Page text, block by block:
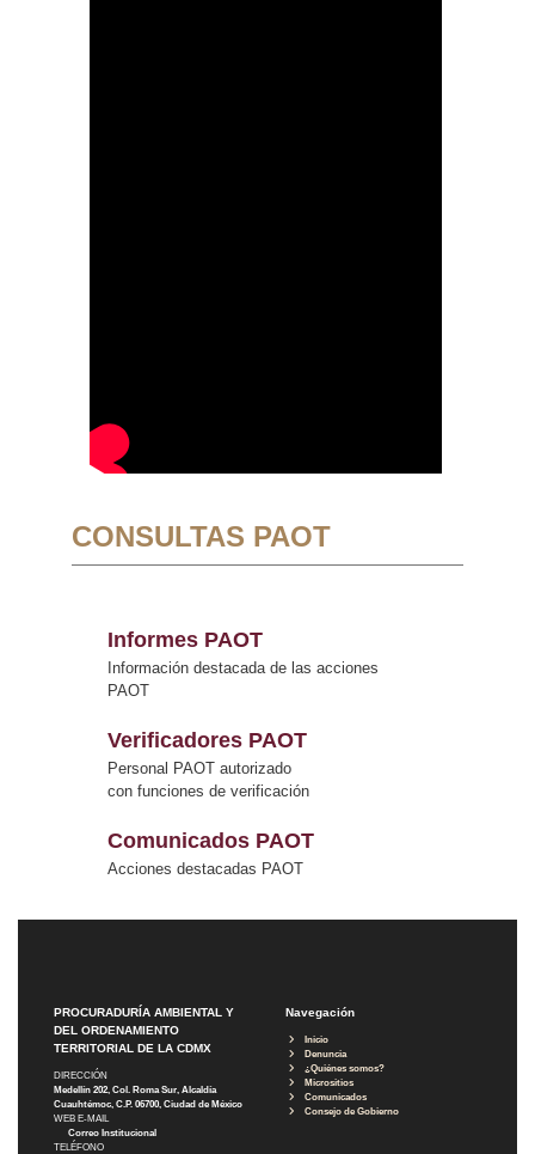
CONSULTAS PAOT
Informes PAOT
Información destacada de las acciones
PAOT
Verificadores PAOT
Personal PAOT autorizado
con funciones de verificación
Comunicados PAOT
Acciones destacadas PAOT
PROCURADURÍA AMBIENTAL Y
DEL ORDENAMIENTO
TERRITORIAL DE LA CDMX
DIRECCIÓN
Medellín 202, Col. Roma Sur, Alcaldía
Cuauhtémoc, C.P. 06700, Ciudad de México
WEB E-MAIL
Correo Institucional
TELÉFONO
Navegación
Inicio
Denuncia
¿Quiénes somos?
Micrositios
Comunicados
Consejo de Gobierno